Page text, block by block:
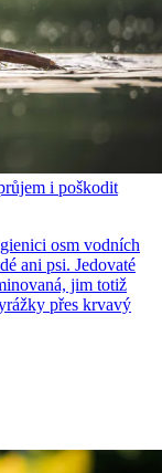
i poškodit
osm vodních
ani psi. Jedovaté
jim totiž
přes krvavý